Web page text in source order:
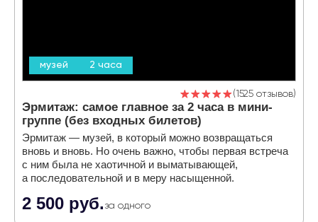
музей 2 часа
1525 отзывов
Эрмитаж: самое главное за 2 часа в мини-
группе (без входных билетов)
Эрмитаж — музей, в который можно возвращаться
вновь и вновь. Но очень важно, чтобы первая встреча
с ним была не хаотичной и выматывающей,
а последовательной и в меру насыщенной.
2 500 руб. за одного